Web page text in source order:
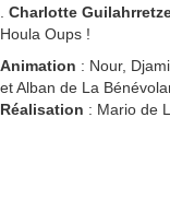
Charlotte
Houla Oups !
Animation : Nour,
et Alban de La
Réalisation : Mario de